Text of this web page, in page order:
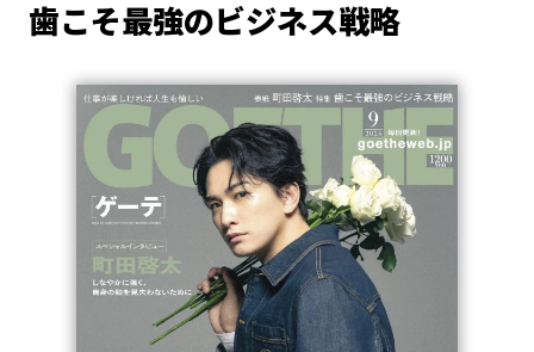
歯こそ最強のビジネス戦略